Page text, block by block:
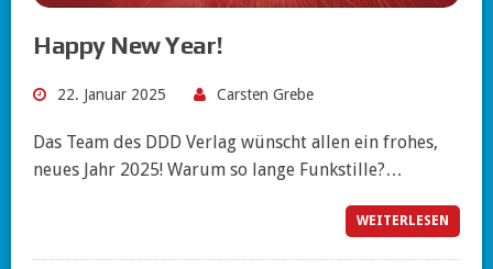
Happy New Year!
22. Januar 2025 Carsten Grebe
Das Team des DDD Verlag wünscht allen ein frohes,
neues Jahr 2025! Warum so lange Funkstille?…
WEITERLESEN